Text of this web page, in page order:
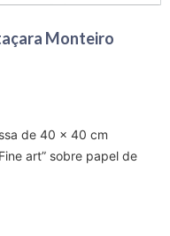
Monteiro
de 40 x 40 cm
art” sobre papel de